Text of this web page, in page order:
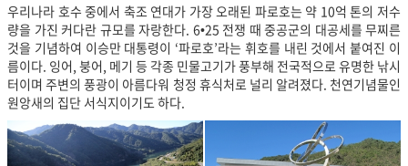
우리나라 호수 중에서 축조 연대가 가장 오래된 파로호는 약 10억 톤의 저수
량을 가진 커다란 규모를 자랑한다. 6•25 전쟁 때 중공군의 대공세를 무찌른
것을 기념하여 이승만 대통령이 ‘파로호’라는 휘호를 내린 것에서 붙여진 이
름이다. 잉어, 붕어, 메기 등 각종 민물고기가 풍부해 전국적으로 유명한 낚시
터이며 주변의 풍광이 아름다워 청정 휴식처로 널리 알려졌다. 천연기념물인
원앙새의 집단 서식지이기도 하다.